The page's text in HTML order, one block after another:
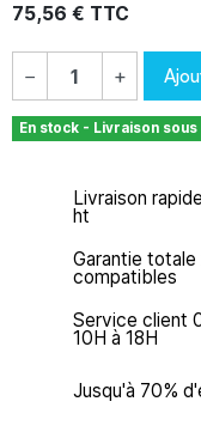
75,56 € TTC
− +
En stock - Livraison
Livraison
ht
Garantie
compatibles
Service client
10H à 18H
Jusqu'à 70%